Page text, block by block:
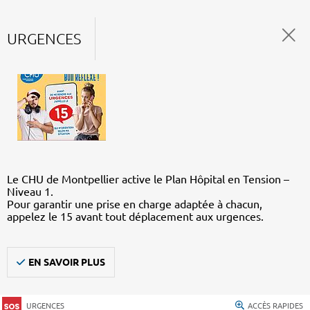
URGENCES
Le CHU de Montpellier active le Plan Hôpital en Tension –
Niveau 1.
Pour garantir une prise en charge adaptée à chacun,
appelez le 15 avant tout déplacement aux urgences.
EN SAVOIR PLUS
URGENCES ACCÈS RAPIDES